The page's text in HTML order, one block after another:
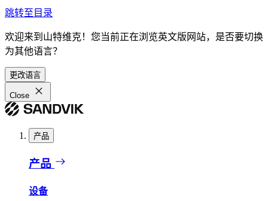
跳转至目录
欢迎来到山特维克！您当前正在浏览英文版网站，是否要切换
为其他语言？
更改语言
Close
产品
产品
设备